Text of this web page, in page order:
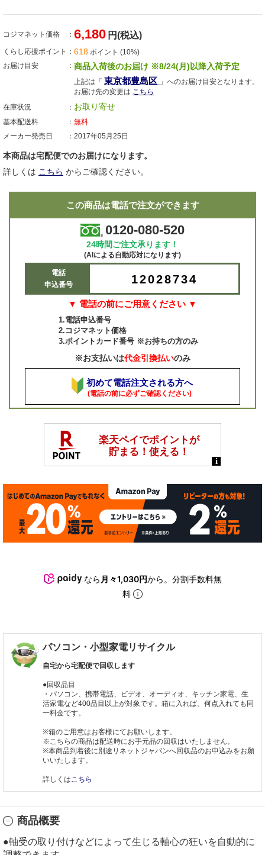
コジマネット価格 6,180 円(税込)
くらし応援ポイント 618 ポイント (10%)
お届け目安
商品入荷後のお届け ※8/24(月)以降入荷予定
上記は「 東京都豊島区 」へのお届け目安となります。
お届け先の変更は こちら
在庫状況
お取り寄せ
基本配送料
無料
メーカー発売日
2017年05月25日
本商品は宅配便でのお届けになります。
詳しくは こちら からご確認ください。
この商品は電話で注文ができます
0120-080-520
24時間ご注文承ります！
(AIによる自動応対になります)
電話
申込番号
12028734
▼ 電話の前にご用意ください ▼
1.電話申込番号
2.コジマネット価格
3.ポイントカード番号 ※お持ちの方のみ
※お支払いは代金引換払いのみ
初めて電話注文される方へ
(電話の前に必ずご確認ください)
なら 月々1,030円から。分割手数料無
料
パソコン・小型家電リサイクル
自宅から宅配便で回収します
●回収品目
・パソコン、携帯電話、ビデオ、オーディオ、キッチン家電、生
活家電など400品目以上が対象です。箱に入れば、何点入れても同
一料金です。
※箱のご用意はお客様にてお願いします。
※こちらの商品は配送時にお手元品の回収はいたしません。
※本商品到着後に別途リネットジャパンへ回収品のお申込みをお願
いいたします。
詳しくはこちら
商品概要
●軸受の取り付けなどによって生じる軸心の狂いを自動的に